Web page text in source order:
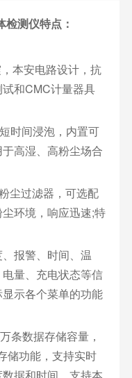
测仪特点：
本安电路设计，抗
和CMC计量器具
时间浸泡，内置可
高湿、高粉尘场合
尘过滤器，可选配
环境，响应迅速;特
报警、时间、温
量、充电状态等信
示各个菜单的功能
条数据存储容量，
储功能，支持实时